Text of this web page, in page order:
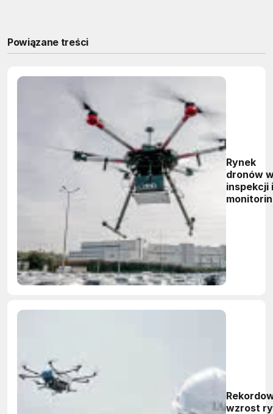
Powiązane treści
Rynek
dronów
inspekcji i
wzrost